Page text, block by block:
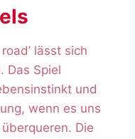
lässt sich
Das Spiel
und
wenn es uns
Die